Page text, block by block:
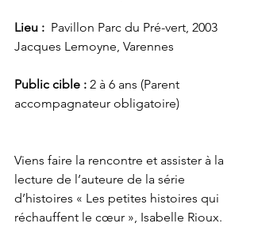
Lieu :
  Pavillon Parc du Pré-vert, 2003
Jacques Lemoyne, Varennes
Public cible : 2 à 6 ans (Parent
accompagnateur obligatoire)
Viens faire la rencontre et assister à la
lecture de l’auteure de la série
d’histoires « Les petites histoires qui
réchauffent le cœur », Isabelle Rioux.